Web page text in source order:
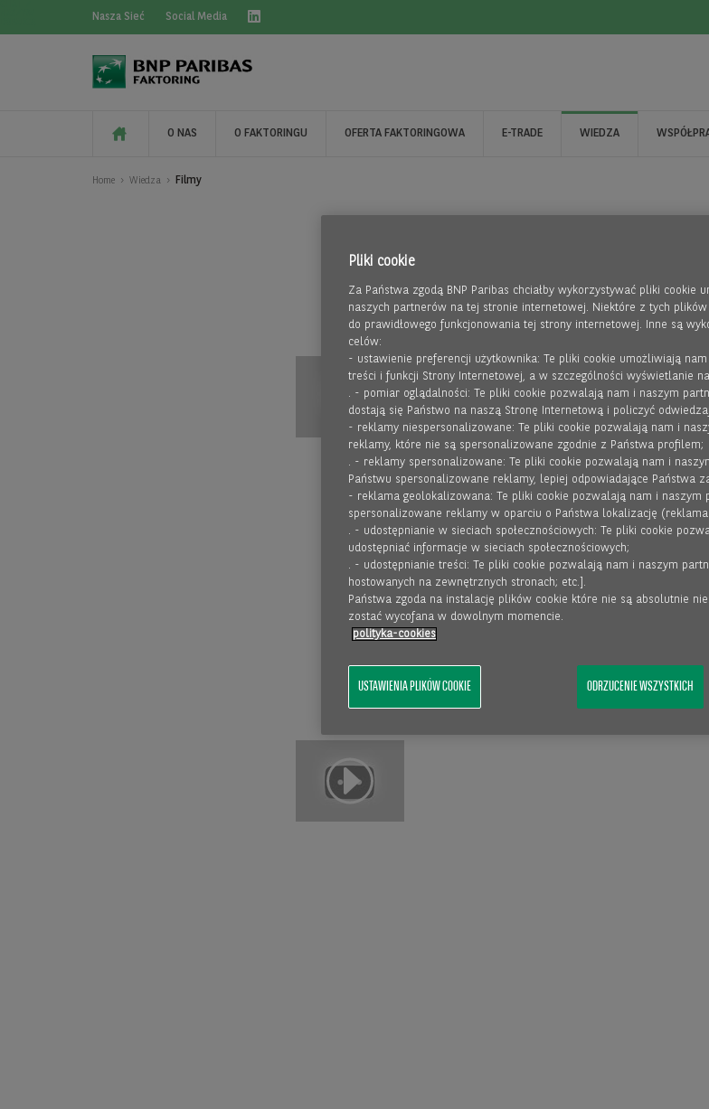
Nasza Sieć Social Media
O NAS O FAKTORINGU OFERTA FAKTORINGOWA E-TRADE WIEDZA
Home Wiedza Filmy
Pliki cookie
Za Państwa zgodą BNP Paribas chciałby wykorzystywać pliki cookie
naszych partnerów na tej stronie internetowej. Niektóre z tych
do prawidłowego funkcjonowania tej strony internetowej. Inne są
celów:
- ustawienie preferencji użytkownika: Te pliki cookie umożliwiają
treści i funkcji Strony Internetowej, a w szczególności wyświetlanie
. - pomiar oglądalności: Te pliki cookie pozwalają nam i naszym
dostają się Państwo na naszą Stronę Internetową i policzyć
- reklamy niespersonalizowane: Te pliki cookie pozwalają nam i
reklamy, które nie są spersonalizowane zgodnie z Państwa profilem;
. - reklamy spersonalizowane: Te pliki cookie pozwalają nam i
Państwu spersonalizowane reklamy, lepiej odpowiadające Państwa
- reklama geolokalizowana: Te pliki cookie pozwalają nam i naszym
spersonalizowane reklamy w oparciu o Państwa lokalizację
. - udostępnianie w sieciach społecznościowych: Te pliki cookie
udostępniać informacje w sieciach społecznościowych;
. - udostępnianie treści: Te pliki cookie pozwalają nam i naszym
hostowanych na zewnętrznych stronach; etc.].
Państwa zgoda na instalację plików cookie które nie są absolutnie
zostać wycofana w dowolnym momencie.
polityka-cookies
ODRZUCENIE WSZYSTKICH
USTAWIENIA PLIKÓW COOKIE